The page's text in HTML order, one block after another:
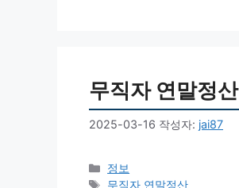
무직자 연말정산
2025-03-16 작성자: jai87
카
테
정보
태
무직자 연말정산